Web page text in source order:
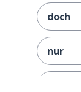
doch
nur